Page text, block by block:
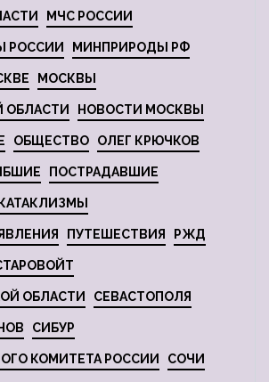
МЧС РОССИИ
РОССИИ МИНПРИРОДЫ РФ
МОСКВЫ
ОБЛАСТИ НОВОСТИ МОСКВЫ
ОБЩЕСТВО ОЛЕГ КРЮЧКОВ
ПОСТРАДАВШИЕ
ПУТЕШЕСТВИЯ РЖД
ОБЛАСТИ СЕВАСТОПОЛЯ
СИБУР
КОМИТЕТА РОССИИ СОЧИ